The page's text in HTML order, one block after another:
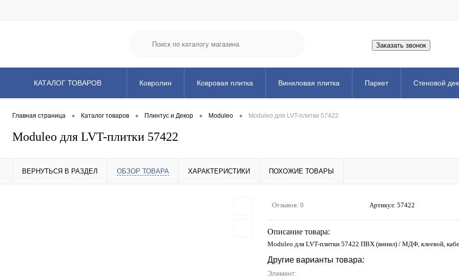
Заказать звонок
КАТАЛОГ ТОВАРОВ Ковролин Ковровая плитка Виниловая плитка Паркет Стеновой
Клей и химия Подложка Порожек Аксессуары
Главная страница • Каталог товаров • Плинтус и Декор • Moduleo • Moduleo для LVT-плитки 57422
Moduleo для LVT-плитки 57422
ВЕРНУТЬСЯ В РАЗДЕЛ ОБЗОР ТОВАРА ХАРАКТЕРИСТИКИ ПОХОЖИЕ ТОВАРЫ
Отзывов: 0 Артикул: 57422
Описание товара:
Moduleo для LVT-плитки 57422 ПВХ (винил) / МДФ, клеевой,
Другие варианты товара:
Элемент: